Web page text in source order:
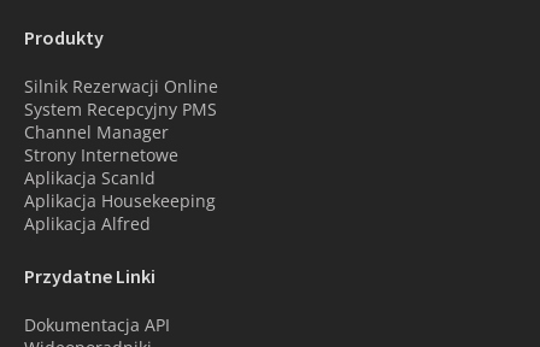
Produkty
Silnik Rezerwacji Online
System Recepcyjny PMS
Channel Manager
Strony Internetowe
Aplikacja ScanId
Aplikacja Housekeeping
Aplikacja Alfred
Przydatne Linki
Dokumentacja API